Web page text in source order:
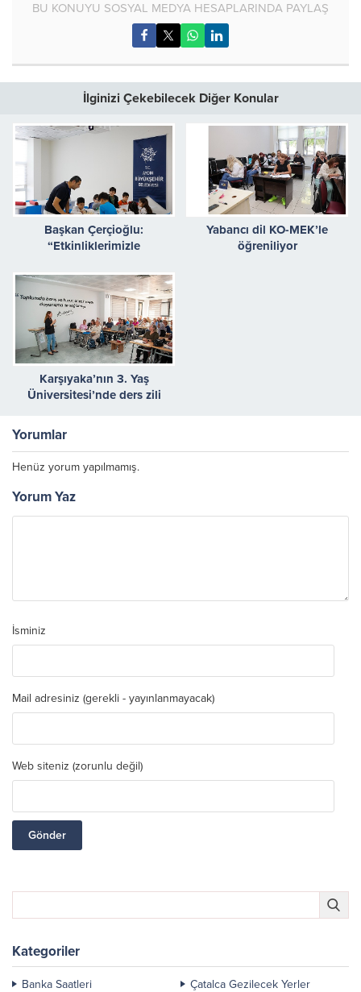
BU KONUYU SOSYAL MEDYA HESAPLARINDA PAYLAŞ
İlginizi Çekebilecek Diğer Konular
Başkan Çerçioğlu:
“Etkinliklerimizle
Gelişimini Destekliyoruz”
Yabancı dil KO-MEK’le
öğreniliyor
Karşıyaka’nın 3. Yaş
Üniversitesi’nde ders zili
Yorumlar
Henüz yorum yapılmamış.
Yorum Yaz
İsminiz
Mail adresiniz (gerekli - yayınlanmayacak)
Web siteniz (zorunlu değil)
Kategoriler
Banka Saatleri
Çatalca Gezilecek Yerler